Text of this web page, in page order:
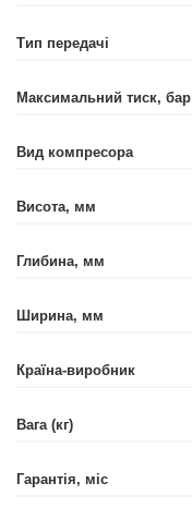
Тип передачі
Максимальний тиск, бар
Вид компресора
Висота, мм
Глибина, мм
Ширина, мм
Країна-виробник
Вага (кг)
Гарантія, міс